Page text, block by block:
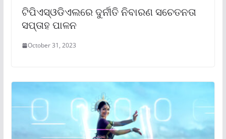
ଟିପିଏସ୍ଓଡିଏଲରେ ଦୁର୍ନୀତି ନିବାରଣ ସଚେତନତା
ସପ୍ତାହ ପାଳନ
October 31, 2023